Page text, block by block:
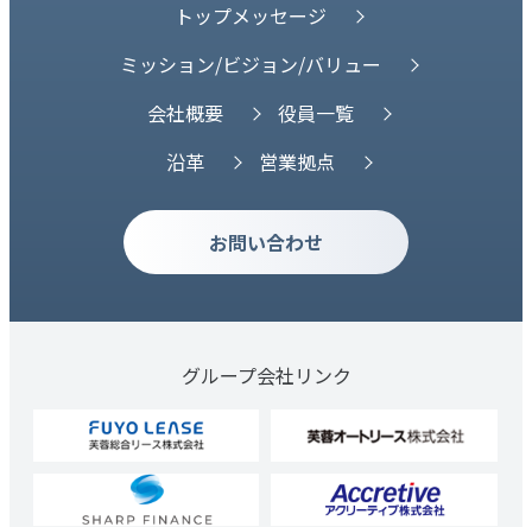
トップメッセージ
ミッション/ビジョン/バリュー
会社概要
役員一覧
沿革
営業拠点
お問い合わせ
グループ会社リンク